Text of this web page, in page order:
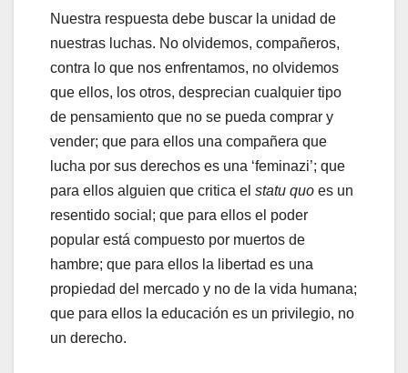
Nuestra respuesta debe buscar la unidad de
nuestras luchas. No olvidemos, compañeros,
contra lo que nos enfrentamos, no olvidemos
que ellos, los otros, desprecian cualquier tipo
de pensamiento que no se pueda comprar y
vender; que para ellos una compañera que
lucha por sus derechos es una ‘feminazi’; que
para ellos alguien que critica el statu quo es un
resentido social; que para ellos el poder
popular está compuesto por muertos de
hambre; que para ellos la libertad es una
propiedad del mercado y no de la vida humana;
que para ellos la educación es un privilegio, no
un derecho.